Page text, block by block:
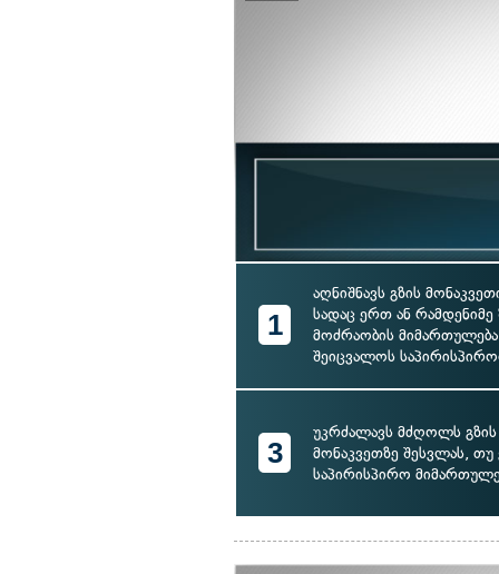
1
აღნიშნავს გზის
სადაც ერთ ან
მოძრაობის
შეიცვალოს
3
უკრძალავს მძღოლს
მონაკვეთზე შესვლას, თუ
საპირისპირო